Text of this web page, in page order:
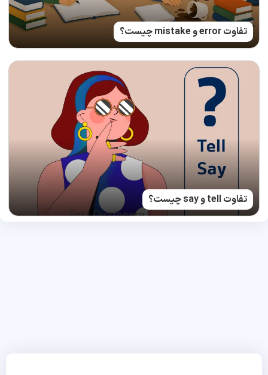
تفاوت error و mistake چیست؟
تفاوت tell و say چیست؟